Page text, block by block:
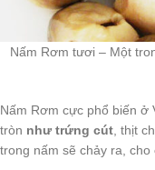
Nấm Rơm tươi – Một
Nấm Rơm cực phổ biến ở
tròn như trứng cút , thịt
trong nấm sẽ chảy ra, cho